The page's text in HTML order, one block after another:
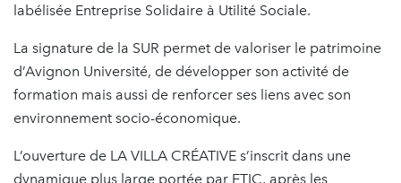
labélisée Entreprise Solidaire à Utilité Sociale.
La signature de la SUR permet de valoriser le patrimoine
d’Avignon Université, de développer son activité de
formation mais aussi de renforcer ses liens avec son
environnement socio-économique.
L’ouverture de LA VILLA CRÉATIVE s’inscrit dans une
dynamique plus large portée par ETIC, après les